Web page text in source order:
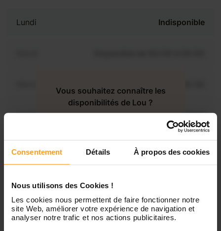
Consentement Détails À propos des cookies
Nous utilisons des Cookies !
Les cookies nous permettent de faire fonctionner notre
site Web, améliorer votre expérience de navigation et
analyser notre trafic et nos actions publicitaires.
Lundi Indisponible
Jeudi Disponible de 00:00 à 00:00
Disponible de 00:00 à 00:00
Dimanche Disponible de 00:00 à 00:00
Vous souhaitez connaître les
disponibilités de Lou ?